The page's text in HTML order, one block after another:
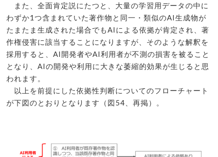
また、全面肯定説にたつと、大量の学習用データの中に
わずか1つ含まれていた著作物と同一・類似のAI生成物が
たまたま生成された場合でもAIによる依拠が肯定され、著
作権侵害に該当することになりますが、そのような解釈を
採用すると、AI開発者やAI利用者が不測の損害を被ること
となり、AIの開発や利用に大きな萎縮的効果が生じると思
われます。
以上を前提にした依拠性判断についてのフローチャート
が下図のとおりとなります（図54、再掲）。